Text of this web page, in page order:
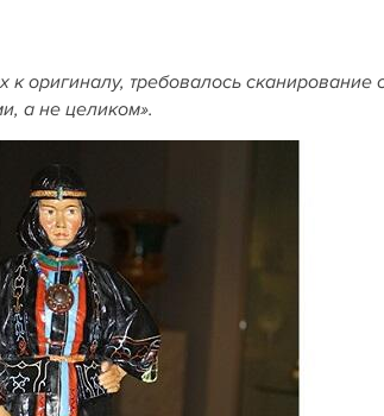
оригиналу, требовалось сканирование
а не целиком».